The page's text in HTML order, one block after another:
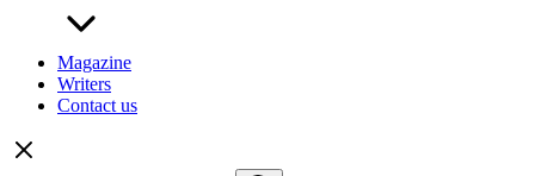
Magazine
Writers
Contact us